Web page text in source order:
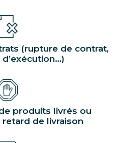
(rupture de contrat,
produits livrés ou
de livraison